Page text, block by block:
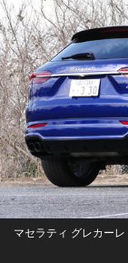
マセラティ グレカーレ